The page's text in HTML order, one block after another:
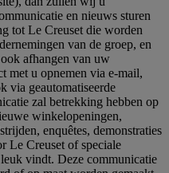
en nieuws sturen
tot Le Creuset die worden
van de groep, en
afhangen van uw
met u opnemen via e-mail,
via geautomatiseerde
zal betrekking hebben op
winkelopeningen,
enquêtes, demonstraties
Le Creuset of speciale
vindt. Deze communicatie